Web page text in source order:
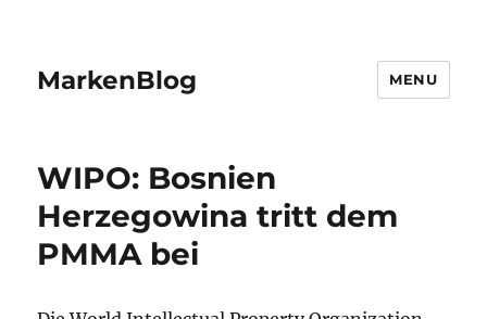
MarkenBlog MENU
WIPO: Bosnien
Herzegowina tritt dem
PMMA bei